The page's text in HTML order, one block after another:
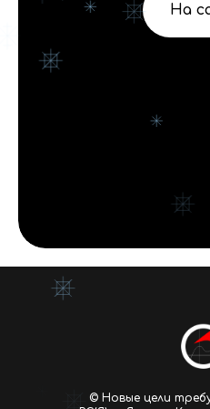
На
© Новые цели